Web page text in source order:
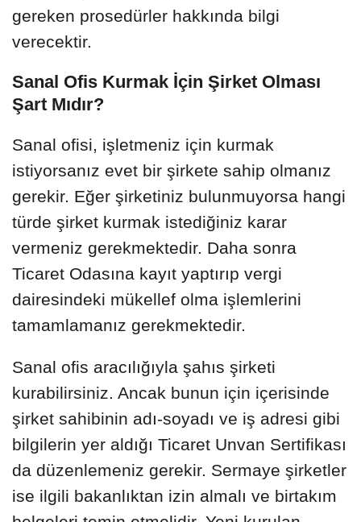
gereken prosedürler hakkında bilgi
verecektir.
Sanal Ofis Kurmak İçin Şirket Olması
Şart Mıdır?
Sanal ofisi, işletmeniz için kurmak
istiyorsanız evet bir şirkete sahip olmanız
gerekir. Eğer şirketiniz bulunmuyorsa hangi
türde şirket kurmak istediğiniz karar
vermeniz gerekmektedir. Daha sonra
Ticaret Odasına kayıt yaptırıp vergi
dairesindeki mükellef olma işlemlerini
tamamlamanız gerekmektedir.
Sanal ofis aracılığıyla şahıs şirketi
kurabilirsiniz. Ancak bunun için içerisinde
şirket sahibinin adı-soyadı ve iş adresi gibi
bilgilerin yer aldığı Ticaret Unvan Sertifikası
da düzenlemeniz gerekir. Sermaye şirketler
ise ilgili bakanlıktan izin almalı ve birtakım